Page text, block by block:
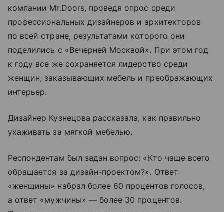
компании Mr.Doors, проведя опрос среди
профессиональных дизайнеров и архитекторов
по всей стране, результатами которого они
поделились с «Вечерней Москвой». При этом год
к году все же сохраняется лидерство среди
женщин, заказывающих мебель и преображающих
интерьер.
Дизайнер Кузнецова рассказала, как правильно
ухаживать за мягкой мебелью.
Респондентам был задан вопрос: «Кто чаще всего
обращается за дизайн-проектом?». Ответ
«женщины» набрал более 60 процентов голосов,
а ответ «мужчины» — более 30 процентов.